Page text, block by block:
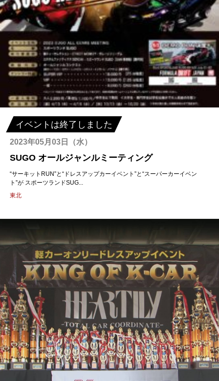
イベントは終了しました
2023年05月03日（水）
SUGO オールジャンルミーティング
“サーキットRUN”と“ドレスアップカーイベント”と“スーパーカーイベン
ト”が スポーツランドSUG...
東北